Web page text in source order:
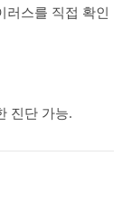
러스를 직접 확인
진단 가능.